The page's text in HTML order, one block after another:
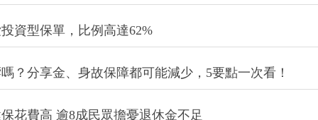
資型保單，比例高達62%
？分享金、身故保障都可能減少，5要點一次看！
花費高 逾8成民眾擔憂退休金不足